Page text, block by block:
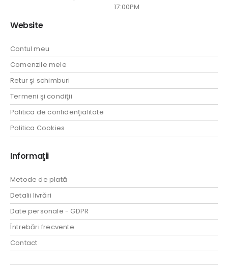
17:00PM
Website
Contul meu
Comenzile mele
Retur şi schimburi
Termeni şi condiţii
Politica de confidenţialitate
Politica Cookies
Informaţii
Metode de plată
Detalii livrări
Date personale - GDPR
Întrebări frecvente
Contact